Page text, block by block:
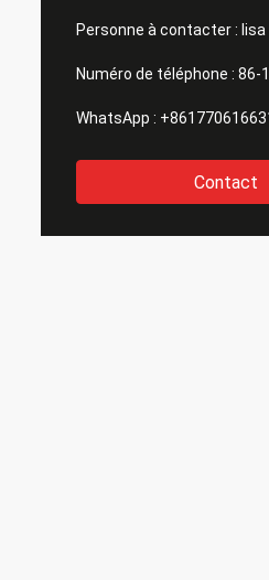
Personne à contacter : lisa
Numéro de téléphone : 86-
WhatsApp :
Contact